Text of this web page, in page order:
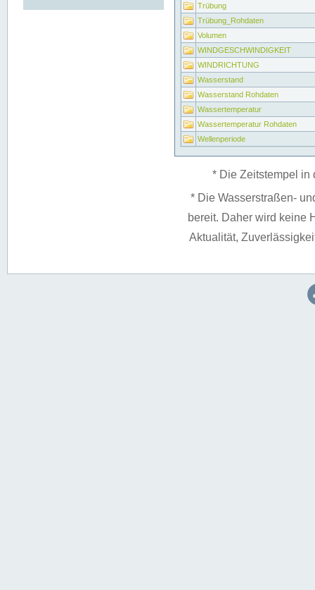
Trübung
Trübung_Rohdaten
Volumen
WINDGESCHWINDIGKEIT
WINDRICHTUNG
Wasserstand
Wasserstand Rohdaten
Wassertemperatur
Wassertemperatur Rohdaten
Wellenperiode
* Die Zeitstempel in
* Die Wasserstraßen-
bereit. Daher wird keine
Aktualität,